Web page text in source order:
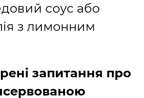
соус або
з лимонним
запитання про